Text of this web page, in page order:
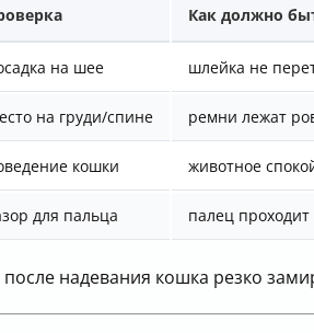
Как должно
на шее шлейка не
на груди/спине ремни лежат
кошки животное
для пальца палец
после надевания кошка резко